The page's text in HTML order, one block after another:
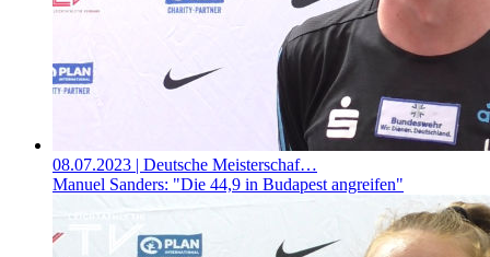
08.07.2023 | Deutsche Meisterschaf…
Manuel Sanders: "Die 44,9 in Budapest angreifen"